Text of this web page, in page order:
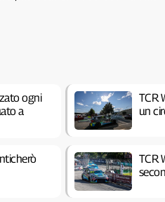
ogni
a
TCR
un
TCR